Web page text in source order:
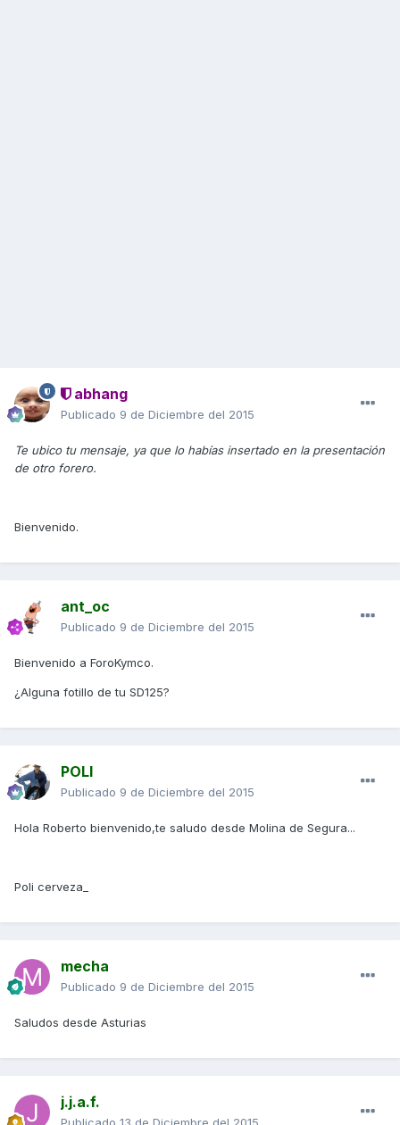
abhang
Publicado 9 de Diciembre del 2015
Te ubico tu mensaje, ya que lo habías insertado en la presentación
de otro forero.
Bienvenido.
ant_oc
Publicado 9 de Diciembre del 2015
Bienvenido a ForoKymco.
¿Alguna fotillo de tu SD125?
POLI
Publicado 9 de Diciembre del 2015
Hola Roberto bienvenido,te saludo desde Molina de Segura...
Poli cerveza_
mecha
Publicado 9 de Diciembre del 2015
Saludos desde Asturias
j.j.a.f.